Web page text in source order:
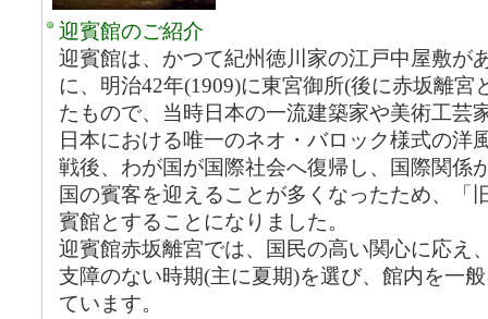
迎賓館のご紹介
迎賓館は、かつて紀州徳川家の江戸中屋敷が
に、明治42年(1909)に東宮御所(後に赤坂離宮
たもので、当時日本の一流建築家や美術工芸
日本における唯一のネオ・バロック様式の洋
戦後、わが国が国際社会へ復帰し、国際関係
国の賓客を迎えることが多くなったため、「
賓館とすることになりました。
迎賓館赤坂離宮では、国民の高い関心に応え
支障のない時期(主に夏期)を選び、館内を一
ています。